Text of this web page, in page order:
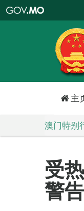
特
政
区
政
口
主
澳门特别
受
警